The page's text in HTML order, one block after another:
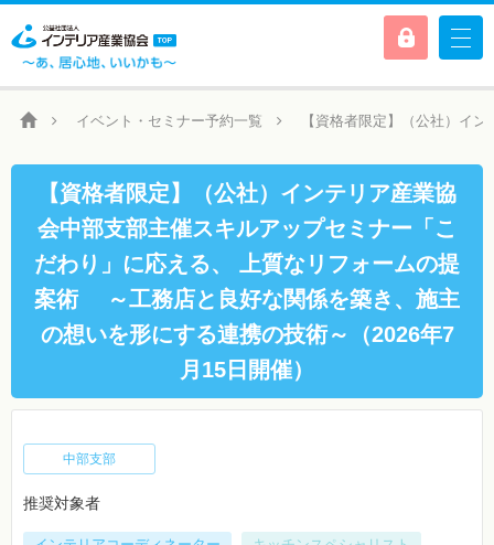
イベント・セミナー予約一覧 【資格者限定】（公社）イ
【資格者限定】（公社）インテリア産業協
会中部支部主催スキルアップセミナー「こ
だわり」に応える、 上質なリフォームの提
案術 ～工務店と良好な関係を築き、施主
の想いを形にする連携の技術～（2026年7
月15日開催）
中部支部
推奨対象者